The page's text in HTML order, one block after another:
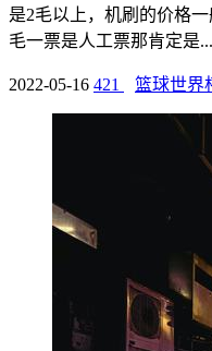
是2毛以上，机刷的价格
毛一票是人工票那肯定是...
2022-05-16 421 篮球世界